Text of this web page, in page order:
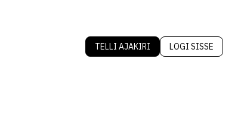
TELLI AJAKIRI LOGI SISSE